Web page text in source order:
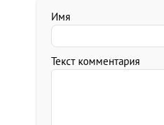
Имя
Текст комментария